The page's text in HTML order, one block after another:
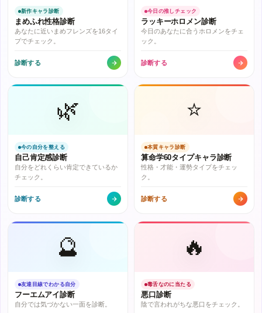
新作キャラ診断
まめふれ性格診断
あなたに近いまめフレンズを16タイ
プでチェック。
診断する
今日の推しチェック
ラッキーホロメン診断
今日のあなたに合うホロメンをチェ
ック。
診断する
🌿
今の自分を整える
自己肯定感診断
自分をどれくらい肯定できているか
チェック。
診断する
⭐
本質キャラ診断
算命学60タイプキャラ診断
性格・才能・運勢タイプをチェッ
ク。
診断する
🔮
友達目線でわかる自分
フーエムアイ診断
自分では気づかない一面を診断。
🔥
毒舌なのに当たる
悪口診断
陰で言われがちな悪口をチェック。